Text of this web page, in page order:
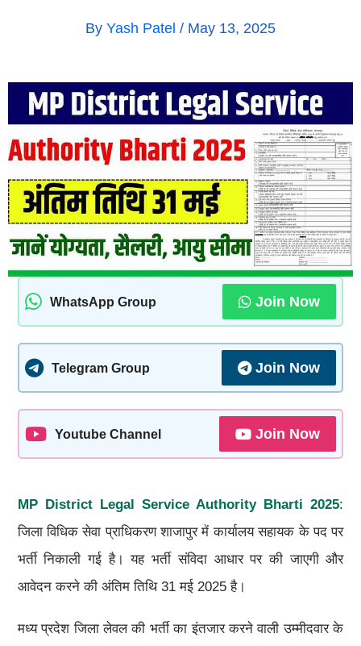
By Yash Patel / May 13, 2025
WhatsApp Group Join Now
Telegram Group Join Now
Youtube Channel Join Now
MP District Legal Service Authority Bharti 2025:
जिला विधिक सेवा प्राधिकरण शाजापुर में कार्यालय सहायक के पद पर
भर्ती निकाली गई है। यह भर्ती संविदा आधार पर की जाएगी और
आवेदन करने की अंतिम तिथि 31 मई 2025 है।
मध्य प्रदेश जिला लेवल की भर्ती का इंतजार करने वाली उम्मीदवार के